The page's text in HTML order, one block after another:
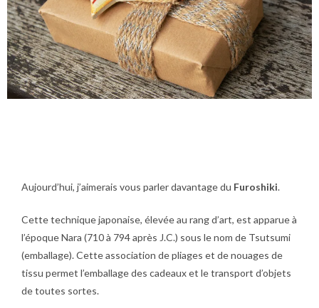
Aujourd’hui, j’aimerais vous parler davantage du Furoshiki.
Cettetechnique japonaise, élevée au rang d’art, est apparue à
l’époque Nara (710 à 794 après J.C.) sous le nom de Tsutsumi
(emballage). Cette association de pliages et de nouages de
tissu permet l’emballage des cadeaux et le transport d’objets
de toutes sortes.